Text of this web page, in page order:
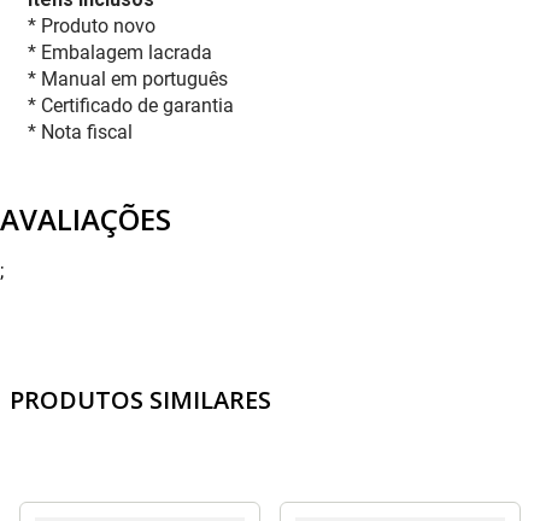
* Produto novo
* Embalagem lacrada
* Manual em português
* Certificado de garantia
* Nota fiscal
AVALIAÇÕES
;
PRODUTOS SIMILARES